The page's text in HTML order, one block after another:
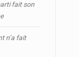
fait son
n’a fait